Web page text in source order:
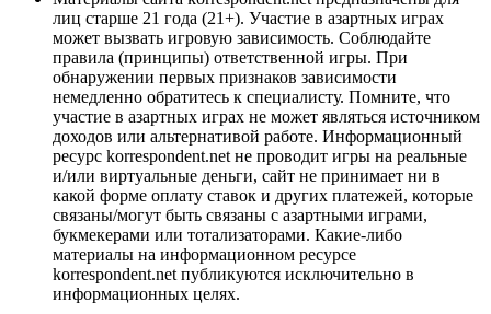
лиц старше 21 года (21+). Участие в азартных играх
может вызвать игровую зависимость. Соблюдайте
правила (принципы) ответственной игры. При
обнаружении первых признаков зависимости
немедленно обратитесь к специалисту. Помните, что
участие в азартных играх не может являться источником
доходов или альтернативой работе. Информационный
ресурс korrespondent.net не проводит игры на реальные
и/или виртуальные деньги, сайт не принимает ни в
какой форме оплату ставок и других платежей, которые
связаны/могут быть связаны с азартными играми,
букмекерами или тотализаторами. Какие-либо
материалы на информационном ресурсе
korrespondent.net публикуются исключительно в
информационных целях.